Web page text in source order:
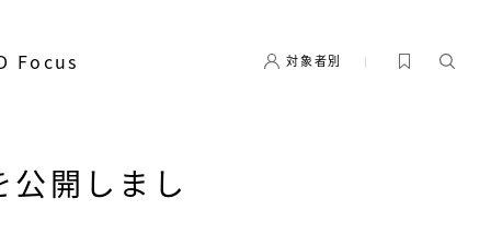
Focus 対象者別
公開しまし